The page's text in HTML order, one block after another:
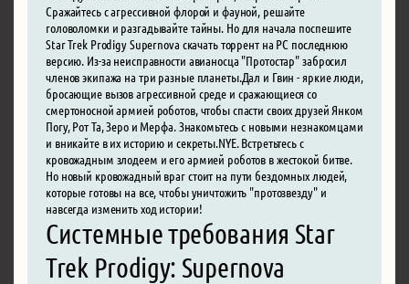
Сражайтесь с агрессивной флорой и фауной, решайте
головоломки и разгадывайте тайны. Но для начала поспешите
Star Trek Prodigy Supernova скачать торрент на PC последнюю
версию. Из-за неисправности авианосца "Протостар" забросил
членов экипажа на три разные планеты.Дал и Гвин - яркие люди,
бросающие вызов агрессивной среде и сражающиеся со
смертоносной армией роботов, чтобы спасти своих друзей Янком
Погу, Рот Та, Зеро и Мерфа. Знакомьтесь с новыми незнакомцами
и вникайте в их историю и секреты.NYE. Встретьтесь с
кровожадным злодеем и его армией роботов в жестокой битве.
Но новый кровожадный враг стоит на пути бездомных людей,
которые готовы на все, чтобы уничтожить "протозвезду" и
навсегда изменить ход истории!
Системные требования Star
Trek Prodigy: Supernova